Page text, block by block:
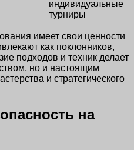
индивидуальные
турниры
имеет свои ценности
как поклонников,
подходов и техник делает
но и настоящим
и стратегического
на